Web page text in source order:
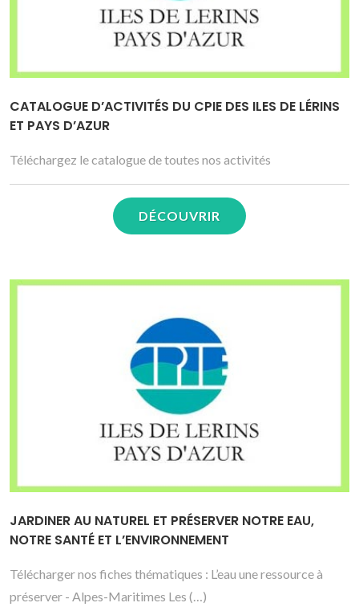
CATALOGUE D’ACTIVITÉS DU CPIE DES ILES DE LÉRINS
ET PAYS D’AZUR
Téléchargez le catalogue de toutes nos activités
DÉCOUVRIR
JARDINER AU NATUREL ET PRÉSERVER NOTRE EAU,
NOTRE SANTÉ ET L’ENVIRONNEMENT
Télécharger nos fiches thématiques : L’eau une ressource à
préserver - Alpes-Maritimes Les (…)